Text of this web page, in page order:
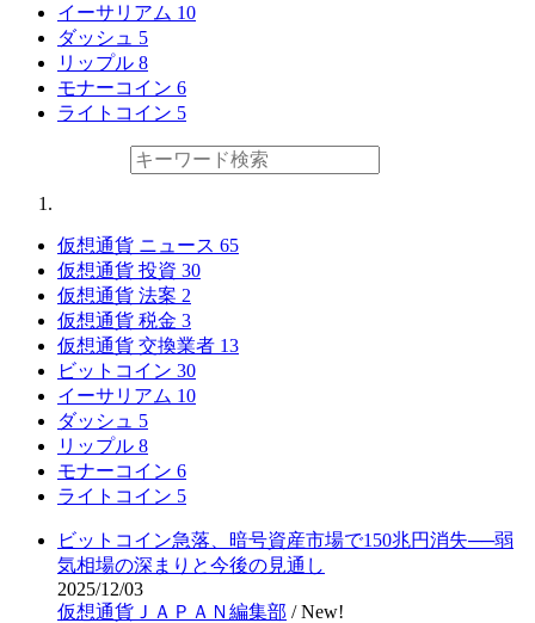
イーサリアム 10
ダッシュ 5
リップル 8
モナーコイン 6
ライトコイン 5
仮想通貨 ニュース 65
仮想通貨 投資 30
仮想通貨 法案 2
仮想通貨 税金 3
仮想通貨 交換業者 13
ビットコイン 30
イーサリアム 10
ダッシュ 5
リップル 8
モナーコイン 6
ライトコイン 5
ビットコイン急落、暗号資産市場で150兆円消失──弱
気相場の深まりと今後の見通し
2025/12/03
仮想通貨ＪＡＰＡＮ編集部 /New!